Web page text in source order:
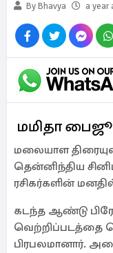
By Bhavya
a year
மமிதா பைஜூ
மலையாள
தென்னிந்திய
ரசிகர்களின்
கடந்த ஆண்டு
வெற்றிப்படத்தை
பிரபலமானார்.